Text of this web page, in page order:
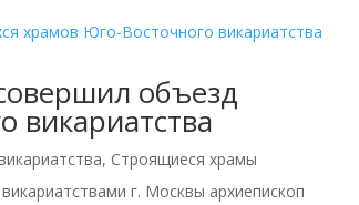
объезд
викариатства
, Строящиеся храмы
г. Москвы архиепископ